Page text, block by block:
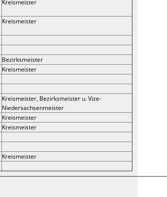
Kreismeister
Kreismeister
Bezirksmeister
Kreismeister
Kreismeister, Bezirksmeister u. Vize-
Niedersachsenmeister
Kreismeister
Kreismeister
Kreismeister